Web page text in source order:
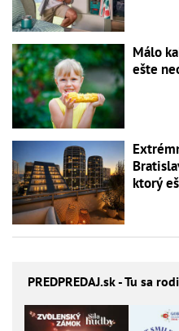
Málo
ešte
ktorý
PREDPREDAJ.sk - Tu sa